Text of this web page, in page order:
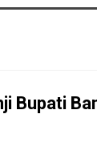
Bupati